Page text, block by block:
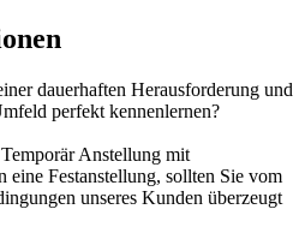
dauerhaften Herausforderung und
perfekt kennenlernen?
Anstellung mit
eine Festanstellung, sollten Sie vom
unseres Kunden überzeugt